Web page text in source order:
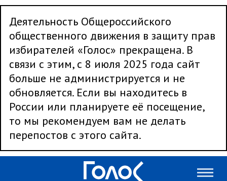
Деятельность Общероссийского
общественного движения в защиту прав
избирателей «Голос» прекращена. В
связи с этим, с 8 июля 2025 года сайт
больше не администрируется и не
обновляется. Если вы находитесь в
России или планируете её посещение,
то мы рекомендуем вам не делать
перепостов с этого сайта.